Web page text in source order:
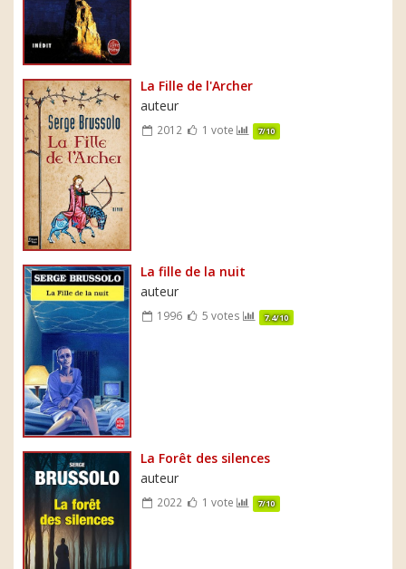
La Fille de l'Archer
auteur
2012 1 vote 7/10
La fille de la nuit
auteur
1996 5 votes 7.4/10
La Forêt des silences
auteur
2022 1 vote 7/10